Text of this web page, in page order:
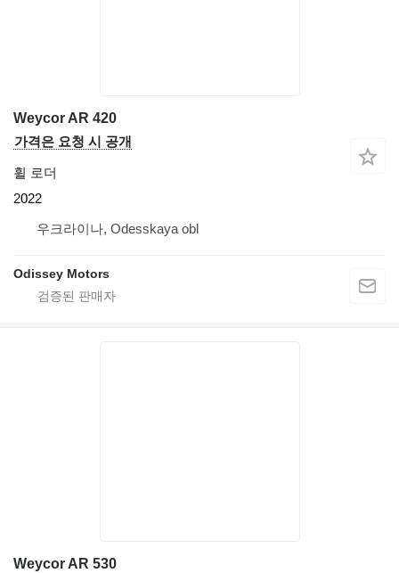
Weycor AR 420
가격은 요청 시 공개
휠 로더
2022
우크라이나, Odesskaya obl
Odissey Motors
Weycor AR 530